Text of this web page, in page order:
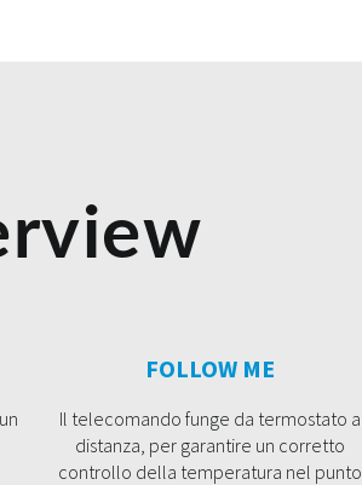
FOLLOW ME
Il telecomando funge da termostato a
distanza, per garantire un corretto
controllo della temperatura nel punto